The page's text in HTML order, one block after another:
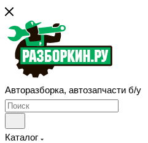
Авторазборка, автозапчасти б/у
Каталог